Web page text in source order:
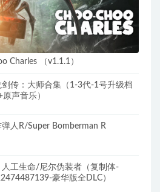
Charles （v1.1.1）
剑传：大师合集（1-3代-1号升级档
声音乐）
弹人R/Super Bomberman R
人工生命/尼尔伪装者（复制体-
豪华版全DLC）